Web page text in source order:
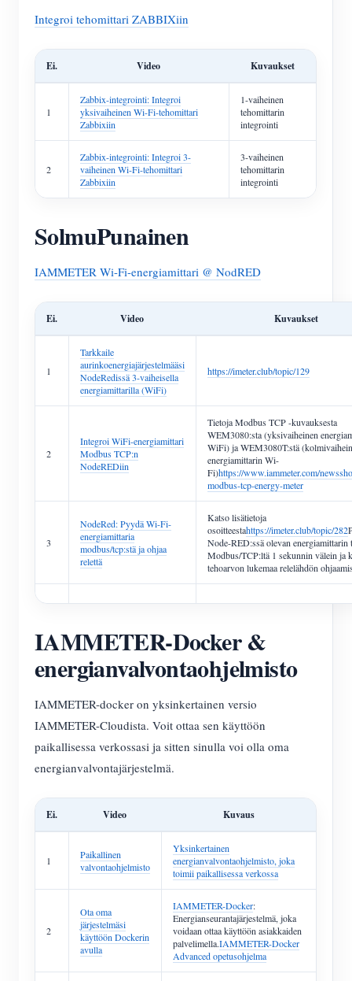
Integroi tehomittari ZABBIXiin
Ei. Video Kuvaukset
1
Zabbix-integrointi: Integroi
yksivaiheinen Wi-Fi-tehomittari
Zabbixiin
1-vaiheinen
tehomittarin
integrointi
2
Zabbix-integrointi: Integroi 3-
vaiheinen Wi-Fi-tehomittari
Zabbixiin
3-vaiheinen
tehomittarin
integrointi
SolmuPunainen
IAMMETER Wi-Fi-energiamittari @ NodRED
Ei. Video Kuvaukset
1
Tarkkaile
aurinkoenergiajärjestelmääsi
NodeRedissä 3-vaiheisella
energiamittarilla (WiFi)
https://imeter.club/topic/129
2
Integroi WiFi-energiamittari
Modbus TCP:n
NodeREDiin
Tietoja Modbus TCP -kuvauksesta
WEM3080:sta (yksivaiheinen
WiFi) ja WEM3080T:stä
energiamittarin Wi-
Fi)https://www.iammeter.com/
modbus-tcp-energy-meter
3
NodeRed: Pyydä Wi-Fi-
energiamittaria
modbus/tcp:stä ja ohjaa
relettä
Katso lisätietoja
osoitteestahttps://imeter.club/topic/282
Node-RED:ssä olevan energiamittarin
Modbus/TCP:ltä 1 sekunnin välein ja
tehoarvon lukemaa relelähdön
IAMMETER-Docker &
energianvalvontaohjelmisto
IAMMETER-docker on yksinkertainen versio
IAMMETER-Cloudista. Voit ottaa sen käyttöön
paikallisessa verkossasi ja sitten sinulla voi olla oma
energianvalvontajärjestelmä.
Ei. Video Kuvaus
1
Paikallinen
valvontaohjelmisto
Yksinkertainen
energianvalvontaohjelmisto, joka
toimii paikallisessa verkossa
2
Ota oma
järjestelmäsi
käyttöön Dockerin
avulla
IAMMETER-Docker:
Energianseurantajärjestelmä, joka
voidaan ottaa käyttöön asiakkaiden
palvelimella.IAMMETER-Docker
Advanced opetusohjelma